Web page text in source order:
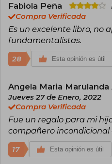
Fabiola Peña
Compra Verificada
Es un excelente libro, no
fundamentalistas.
28 Esta opinión es útil
Angela Maria Marulanda
Jueves 27 de Enero, 2022
Compra Verificada
Fue un regalo para mi
compañero incondicional
17 Esta opinión es útil